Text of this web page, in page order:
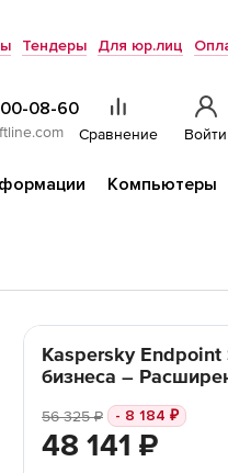
Тендеры Для юр.лиц
08-60
Сравнение Войти
Компьютеры
Kaspersky Endpoint
бизнеса –
56 325₽ - 8 184 ₽
48 141 ₽